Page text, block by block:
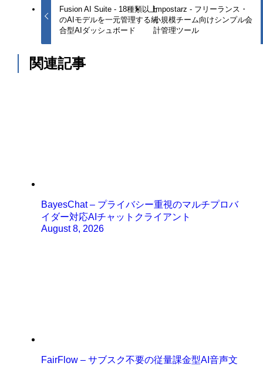
Fusion AI Suite - 18種類以上
のAIモデルを一元管理する統
合型AIダッシュボード
Impostarz - フリーランス・
小規模チーム向けシンプル会
計管理ツール
関連記事
BayesChat – プライバシー重視のマルチプロバ
イダー対応AIチャットクライアント
August 8, 2026
FairFlow – サブスク不要の従量課金型AI音声文